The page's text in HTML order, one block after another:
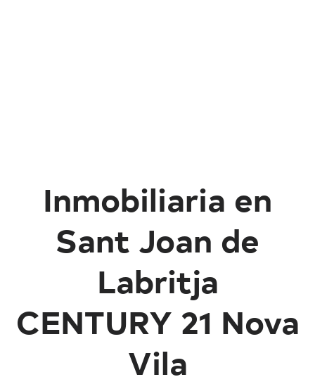
Inmobiliaria en
Sant Joan de
Labritja
CENTURY 21 Nova
Vila